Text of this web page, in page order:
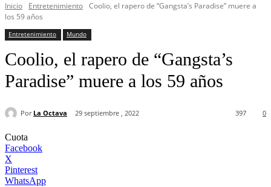
Inicio Entretenimiento Coolio, el rapero de “Gangsta’s Paradise” muere a
los 59 años
Entretenimiento Mundo
Coolio, el rapero de “Gangsta’s
Paradise” muere a los 59 años
Por La Octava 29 septiembre , 2022 0
397
Cuota
Facebook
X
Pinterest
WhatsApp